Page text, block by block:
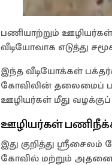
பணியாற்றும்
வீடியோவாக எடுத்து
இந்த வீடியோக்கள்
கோவிலின் தலைமைப்
ஊழியர்கள் மீது
ஊழியர்கள்
இது குறித்து ஸ்ரீசைலம்
கோவில் மற்றும்